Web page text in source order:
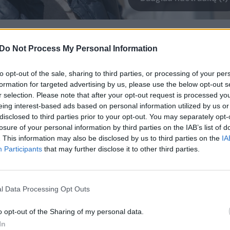
Do Not Process My Personal Information
opt-out of the sale, sharing to third parties, or processing of your
for targeted advertising by us, please use the below opt-out
selection. Please note that after your opt-out request is processed
interest-based ads based on personal information utilized by us
to third parties prior to your opt-out. You may separately
of your personal information by third parties on the IAB’s list of
This information may also be disclosed by us to third parties on the
Participants that may further disclose it to other third parties.
Data Processing Opt Outs
opt-out of the Sharing of my personal data.
metų vadovavęs Vyrų krizių ir
psichologų susitikimą esą patyrė
Lilijos Henrikos Vasiliauskės,
direktorės.
matyti, A.Kuras norėjo kuo plačiau
Lietuvoje judėjimui prieš smurtą
kurie patys nėra išsprendę